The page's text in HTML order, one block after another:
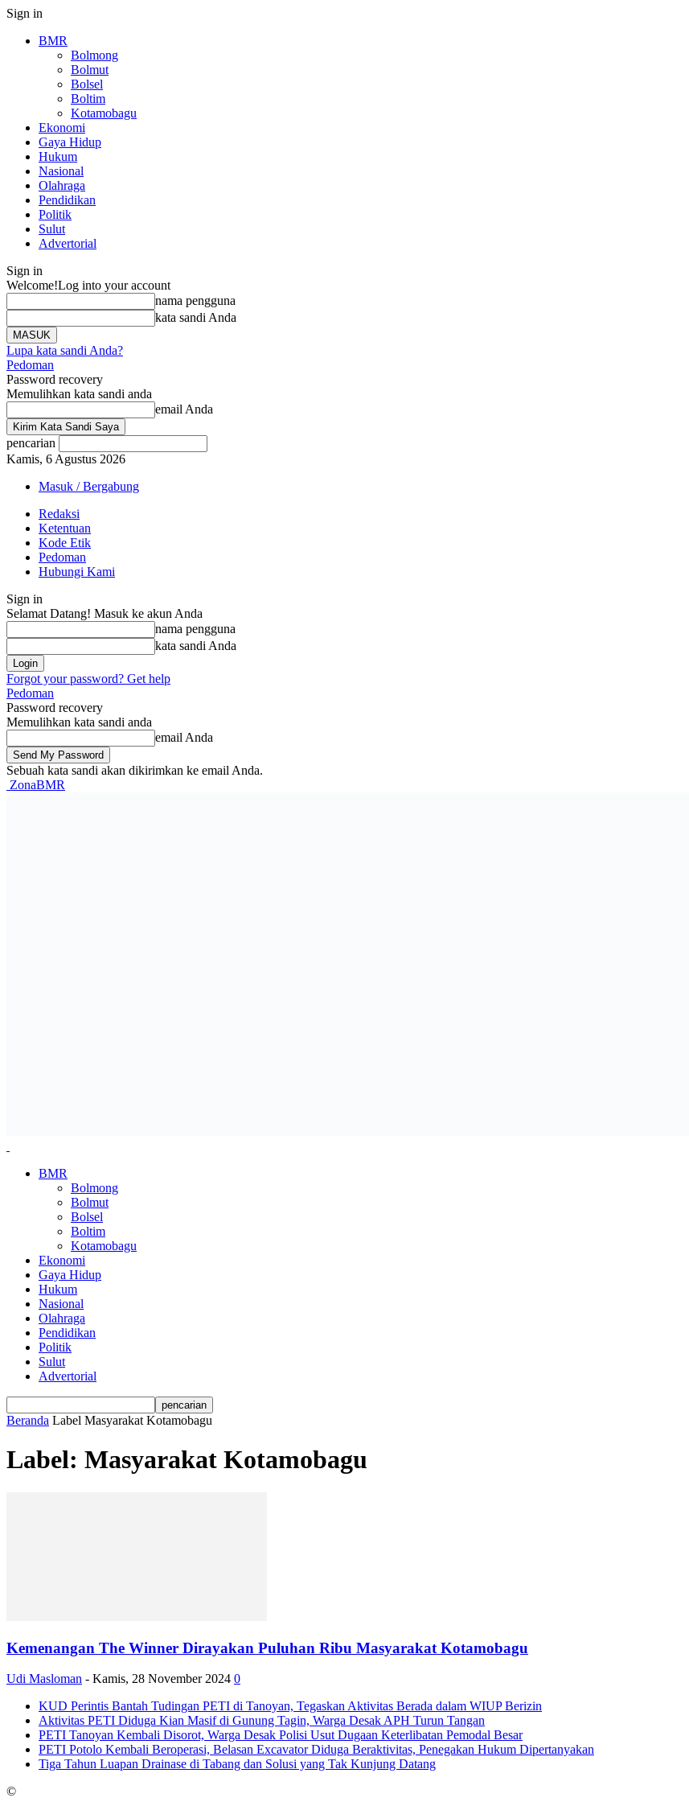
Sign in
BMR
Bolmong
Bolmut
Bolsel
Boltim
Kotamobagu
Ekonomi
Gaya Hidup
Hukum
Nasional
Olahraga
Pendidikan
Politik
Sulut
Advertorial
Sign in
Welcome!Log into your account
nama pengguna
kata sandi Anda
Lupa kata sandi Anda?
Pedoman
Password recovery
Memulihkan kata sandi anda
email Anda
pencarian
Kamis, 6 Agustus 2026
Masuk / Bergabung
Redaksi
Ketentuan
Kode Etik
Pedoman
Hubungi Kami
Sign in
Selamat Datang! Masuk ke akun Anda
nama pengguna
kata sandi Anda
Forgot your password? Get help
Pedoman
Password recovery
Memulihkan kata sandi anda
email Anda
Sebuah kata sandi akan dikirimkan ke email Anda.
ZonaBMR
BMR
Bolmong
Bolmut
Bolsel
Boltim
Kotamobagu
Ekonomi
Gaya Hidup
Hukum
Nasional
Olahraga
Pendidikan
Politik
Sulut
Advertorial
Beranda Label Masyarakat Kotamobagu
Label: Masyarakat Kotamobagu
Kemenangan The Winner Dirayakan Puluhan Ribu Masyarakat Kotamobagu
Udi Masloman - Kamis, 28 November 2024 0
KUD Perintis Bantah Tudingan PETI di Tanoyan, Tegaskan Aktivitas Berada dalam WIUP Berizin
Aktivitas PETI Diduga Kian Masif di Gunung Tagin, Warga Desak APH Turun Tangan
PETI Tanoyan Kembali Disorot, Warga Desak Polisi Usut Dugaan Keterlibatan Pemodal Besar
PETI Potolo Kembali Beroperasi, Belasan Excavator Diduga Beraktivitas, Penegakan Hukum Dipertanyakan
Tiga Tahun Luapan Drainase di Tabang dan Solusi yang Tak Kunjung Datang
©